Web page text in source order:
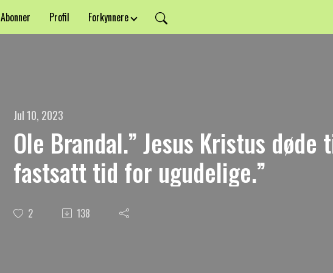
Abonner Profil Forkynnere
Jul 10, 2023
Ole Brandal.” Jesus Kristus døde
fastsatt tid for ugudelige.”
2 138